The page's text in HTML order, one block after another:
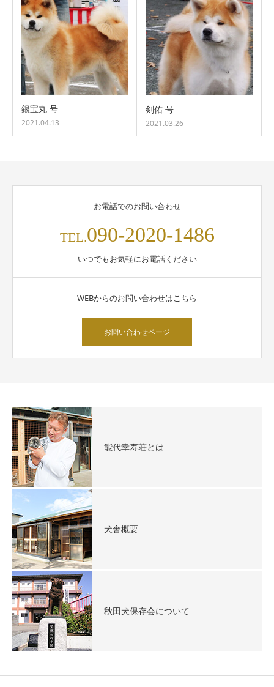
銀宝丸 号
2021.04.13
剣佑 号
2021.03.26
お電話でのお問い合わせ
TEL.090-2020-1486
いつでもお気軽にお電話ください
WEBからのお問い合わせはこちら
お問い合わせページ
能代幸寿荘とは
犬舎概要
秋田犬保存会について